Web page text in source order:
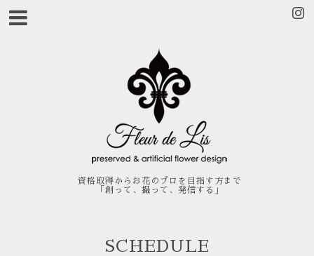
資格取得からお花のプロを目指す方まで
「創って、撮って、発信する」
SCHEDULE